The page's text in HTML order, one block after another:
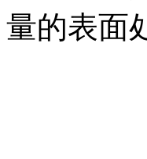
量的表面